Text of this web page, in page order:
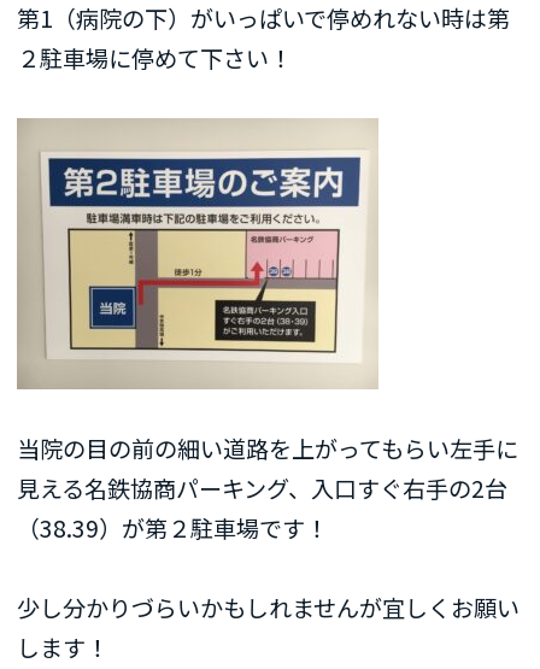
第1（病院の下）がいっぱいで停めれない時は第
２駐車場に停めて下さい！
当院の目の前の細い道路を上がってもらい左手に
見える名鉄協商パーキング、入口すぐ右手の2台
（38.39）が第２駐車場です！
少し分かりづらいかもしれませんが宜しくお願い
します！